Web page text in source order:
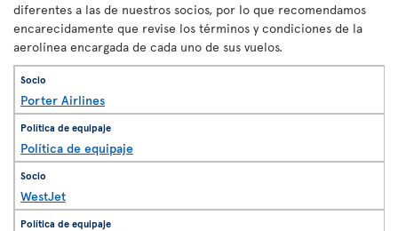
diferentes a las de nuestros socios, por lo que recomendamos
encarecidamente que revise los términos y condiciones de la
aerolínea encargada de cada uno de sus vuelos.
Porter Airlines
Política de equipaje
WestJet